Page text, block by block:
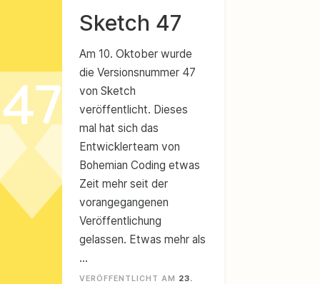
Sketch 47
Am 10. Oktober wurde
die Versionsnummer 47
von Sketch
veröffentlicht. Dieses
mal hat sich das
Entwicklerteam von
Bohemian Coding etwas
Zeit mehr seit der
vorangegangenen
Veröffentlichung
gelassen. Etwas mehr als
…
VERÖFFENTLICHT AM 23.